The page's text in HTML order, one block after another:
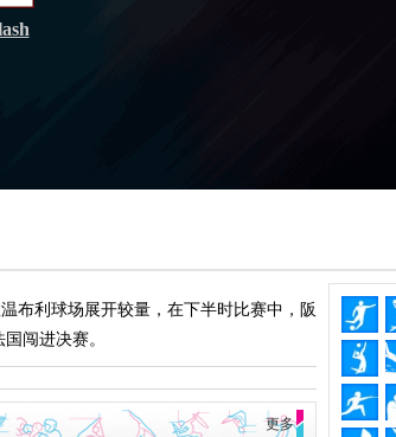
布利球场展开较量，在下半时比赛中，阪
闯进决赛。
更多